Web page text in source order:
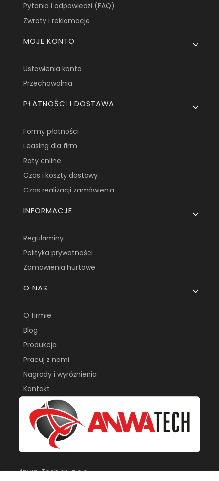
Pytania i odpowiedzi (FAQ)
Zwroty i reklamacje
MOJE KONTO
Ustawienia konta
Przechowalnia
PŁATNOŚCI I DOSTAWA
Formy płatności
Leasing dla firm
Raty online
Czas i koszty dostawy
Czas realizacji zamówienia
INFORMACJE
Regulaminy
Polityka prywatności
Zamówienia hurtowe
O NAS
O firmie
Blog
Produkcja
Pracuj z nami
Nagrody i wyróżnienia
Kontakt
Anwa-Tech sp. z o.o.